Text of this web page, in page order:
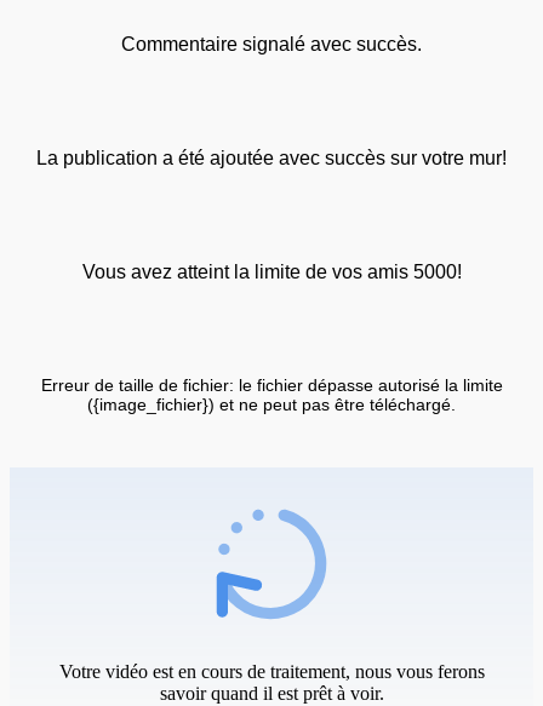
Commentaire signalé avec succès.
La publication a été ajoutée avec succès sur votre mur!
Vous avez atteint la limite de vos amis 5000!
Erreur de taille de fichier: le fichier dépasse autorisé la limite
({image_fichier}) et ne peut pas être téléchargé.
Votre vidéo est en cours de traitement, nous vous ferons
savoir quand il est prêt à voir.